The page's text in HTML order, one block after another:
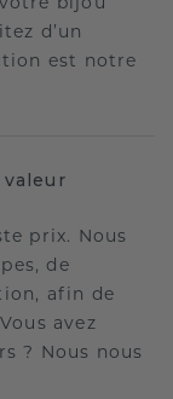
bijou
d’un
est notre
prix. Nous
de
afin de
avez
? Nous nous